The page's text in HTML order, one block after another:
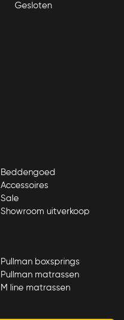
Gesloten
Beddengoed
Accessoires
Sale
Showroom uitverkoop
Pullman boxsprings
Pullman matrassen
M line matrassen